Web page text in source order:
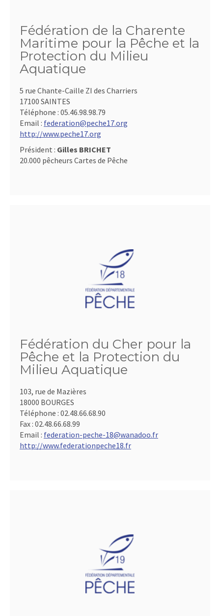
Fédération de la Charente
Maritime pour la Pêche et la
Protection du Milieu
Aquatique
5 rue Chante-Caille ZI des Charriers
17100 SAINTES
Téléphone : 05.46.98.98.79
Email : federation@peche17.org
http://www.peche17.org
Président : Gilles BRICHET
20.000 pêcheurs Cartes de Pêche
Fédération du Cher pour la
Pêche et la Protection du
Milieu Aquatique
103, rue de Mazières
18000 BOURGES
Téléphone : 02.48.66.68.90
Fax : 02.48.66.68.99
Email : federation-peche-18@wanadoo.fr
http://www.federationpeche18.fr